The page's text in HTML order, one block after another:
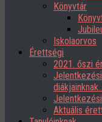
Könyvtár
Iskolaorvos
Érettségi
2021. őszi
Aktuális